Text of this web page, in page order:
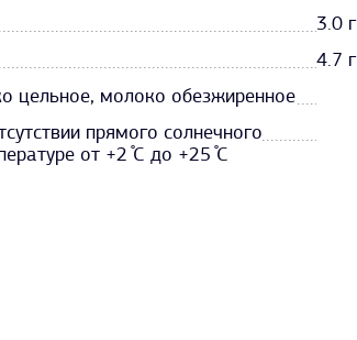
3.0 г
4.7 г
цельное, молоко обезжиренное
прямого солнечного
от +2 ̊С до +25 ̊С